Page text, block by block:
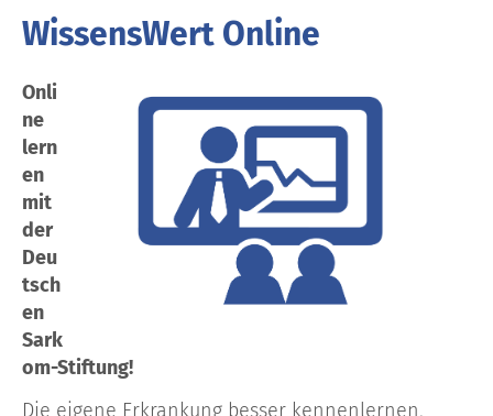
WissensWert Online
Onli
ne
lern
en
mit
der
Deu
tsch
en
Sark
om-Stiftung!
Die eigene Erkrankung besser kennenlernen,